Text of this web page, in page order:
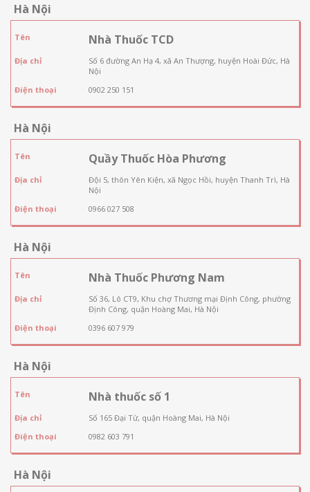
Hà Nội
Tên Nhà Thuốc TCD
Địa chỉ
Số 6 đường An Hạ 4, xã An Thượng, huyện Hoài Đức, Hà
Nội
Điện thoại
0902 250 151
Hà Nội
Tên Quầy Thuốc Hòa Phương
Địa chỉ
Đội 5, thôn Yên Kiện, xã Ngọc Hồi, huyện Thanh Trì, Hà
Nội
Điện thoại
0966 027 508
Hà Nội
Tên Nhà Thuốc Phương Nam
Địa chỉ
Số 36, Lô CT9, Khu chợ Thương mại Định Công, phường
Định Công, quận Hoàng Mai, Hà Nội
Điện thoại
0396 607 979
Hà Nội
Tên Nhà thuốc số 1
Địa chỉ
Số 165 Đại Từ, quận Hoàng Mai, Hà Nội
Điện thoại
0982 603 791
Hà Nội